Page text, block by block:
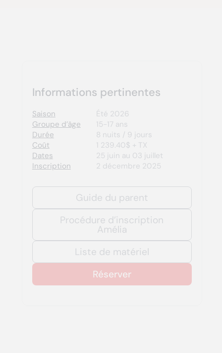
Informations pertinentes
Saison
Été 2026
Groupe d’âge
15-17 ans
Durée
8 nuits / 9 jours
Coût
1 239.40$ + TX
Dates
25 juin au 03 juillet
Inscription
2 décembre 2025
Guide du parent
Procédure d’inscription
Amélia
Liste de matériel
Réserver